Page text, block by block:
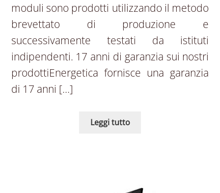
moduli sono prodotti utilizzando il metodo
brevettato di produzione e
successivamente testati da istituti
indipendenti. 17 anni di garanzia sui nostri
prodottiEnergetica fornisce una garanzia
di 17 anni […]
Leggi tutto